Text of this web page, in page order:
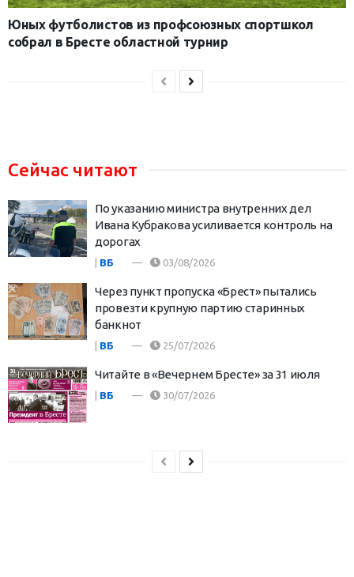
Юных футболистов из профсоюзных спортшкол
собрал в Бресте областной турнир
Сейчас читают
По указанию министра внутренних дел
Ивана Кубракова усиливается контроль на
дорогах
ВБ 03/08/2026
Через пункт пропуска «Брест» пытались
провезти крупную партию старинных
банкнот
ВБ 25/07/2026
Читайте в «Вечернем Бресте» за 31 июля
ВБ 30/07/2026